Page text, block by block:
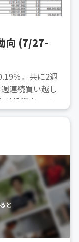
向 (7/27-
％。共に2週
連続買い越し
投資家＝+30
/先物+5221
し(現物-31...
と